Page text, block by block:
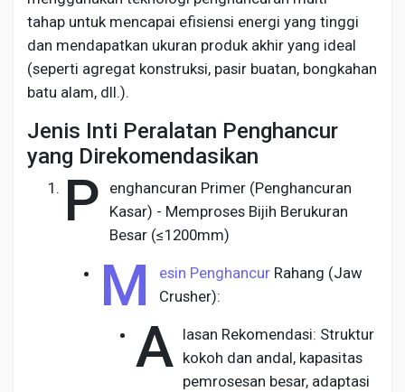
tahap untuk mencapai efisiensi energi yang tinggi
dan mendapatkan ukuran produk akhir yang ideal
(seperti agregat konstruksi, pasir buatan, bongkahan
batu alam, dll.).
Jenis Inti Peralatan Penghancur
yang Direkomendasikan
P
enghancuran Primer (Penghancuran
Kasar) - Memproses Bijih Berukuran
Besar (≤1200mm)
M esin Penghancur Rahang (Jaw
Crusher):
A lasan Rekomendasi: Struktur
kokoh dan andal, kapasitas
pemrosesan besar, adaptasi